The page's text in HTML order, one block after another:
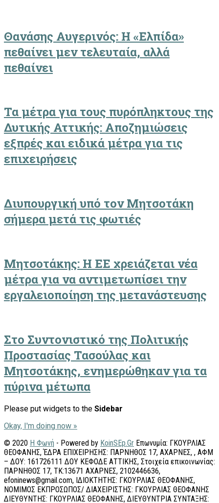
Θανάσης Αυγερινός: Η «Ελπίδα»
πεθαίνει μεν τελευταία, αλλά
πεθαίνει
Τα μέτρα για τους πυρόπληκτους της
Δυτικής Αττικής: Αποζημιώσεις
εξπρές και ειδικά μέτρα για τις
επιχειρήσεις
Διυπουργική υπό τον Μητσοτάκη
σήμερα μετά τις φωτιές
Μητσοτάκης: Η ΕΕ χρειάζεται νέα
μέτρα για να αντιμετωπίσει την
εργαλειοποίηση της μετανάστευσης
Στο Συντονιστικό της Πολιτικής
Προστασίας Τασούλας και
Μητσοτάκης, ενημερώθηκαν για τα
πύρινα μέτωπα
Please put widgets to the Sidebar
Okay, I'm doing now »
© 2020 Η Φωνή - Powered by KoinSEp.Gr Επωνυμία: ΓΚΟΥΡΛΙΑΣ
ΘΕΟΦΑΝΗΣ, ΈΔΡΑ ΕΠΙΧΕΙΡΗΣΗΣ: ΠΑΡΝΗΘΟΣ 17, ΑΧΑΡΝΕΣ, , ΑΦΜ
– ΔΟΥ: 161726111 ΔΟΥ ΚΕΦΟΔΕ ΑΤΤΙΚΗΣ, Στοιχεία επικοινωνίας:
ΠΑΡΝΗΘΟΣ 17, ΤΚ:13671 ΑΧΑΡΝΕΣ, 2102446636,
efoninews@gmail.com, ΙΔΙΟΚΤΗΤΗΣ: ΓΚΟΥΡΛΙΑΣ ΘΕΟΦΑΝΗΣ,
ΝΟΜΙΜΟΣ ΕΚΠΡΟΣΩΠΟΣ/ ΔΙΑΧΕΙΡΙΣΤΗΣ: ΓΚΟΥΡΛΙΑΣ ΘΕΟΦΑΝΗΣ
ΔΙΕΥΘΥΝΤΗΣ: ΓΚΟΥΡΛΙΑΣ ΘΕΟΦΑΝΗΣ, ΔΙΕΥΘΥΝΤΡΙΑ ΣΥΝΤΑΞΗΣ: